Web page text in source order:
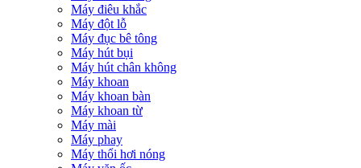
Máy điêu khắc
Máy đột lỗ
Máy đục bê tông
Máy hút bụi
Máy hút chân không
Máy khoan
Máy khoan bàn
Máy khoan từ
Máy mài
Máy phay
Máy thổi hơi nóng